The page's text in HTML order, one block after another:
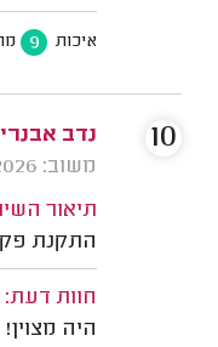
איכות 9
נדב
משוב: 06/05/2026
תיאור
התקנת
חוות דעת:
היה מצוין!
10